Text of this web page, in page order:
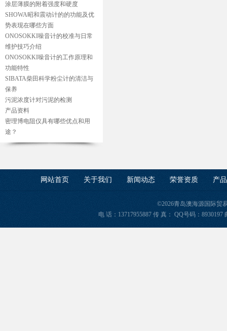
涂层薄膜的附着强度和硬度
SHOWA昭和震动计的的功能及优
势表现在哪些方面
ONOSOKKI噪音计的校准与日常
维护技巧介绍
ONOSOKKI噪音计的工作原理和
功能特性
SIBATA柴田科学粉尘计的清洁与
保养
污泥浓度计对污泥的检测
产品资料
密理博电阻仪具有哪些优点和用
途？
网站首页 关于我们 新闻动态 荣誉资质 产
©2026青岛澳海源国际贸
电 话：13717955887 传 真： QQ号码：